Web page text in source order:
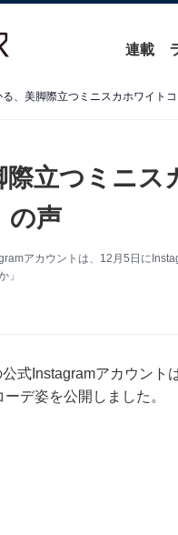
連載
、美脚際立つミニスカホワイト
際立つミニ
の声
アカウントは、12月5日に
」
式Instagramアカウント
デ姿を公開しました。